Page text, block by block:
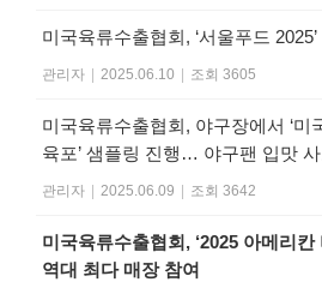
미국육류수출협회, ‘서울푸드
관리자 2025.06.10 조회 3605
미국육류수출협회, 야구장에서 ‘미
육포’ 샘플링 진행… 야구팬 입맛
관리자 2025.06.09 조회 3642
미국육류수출협회, ‘2025 아메리
역대 최다 매장 참여